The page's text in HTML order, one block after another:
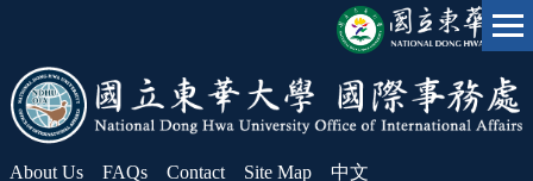
the
main
content
block
About Us FAQs Contact Site Map 中文